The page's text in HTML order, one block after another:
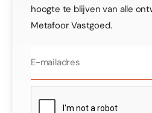
hoogte te blijven van alle
Metafoor Vastgoed.